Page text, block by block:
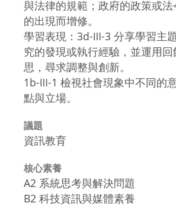
與法律的規範；政府的政策或
的出現而增修。
學習表現：3d-Ⅲ-3 分享學習主
究的發現或執行經驗，並運用
思，尋求調整與創新。
1b-Ⅲ-1 檢視社會現象中不同的
點與立場。
議題
資訊教育
核心素養
A2 系統思考與解決問題
B2 科技資訊與媒體素養